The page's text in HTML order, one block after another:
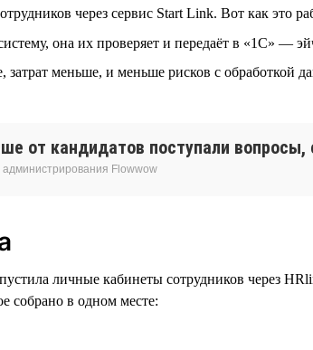
через сервис Start Link. Вот как это
она их проверяет и передаёт в «1С» —
меньше, и меньше рисков с обработкой
от кандидатов поступали вопросы,
администрирования Flowwow
личные кабинеты сотрудников через
собрано в одном месте: